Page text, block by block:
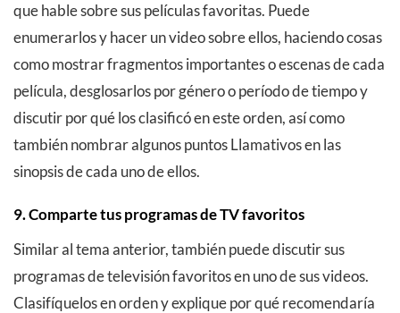
que hable sobre sus películas favoritas. Puede
enumerarlos y hacer un video sobre ellos, haciendo cosas
como mostrar fragmentos importantes o escenas de cada
película, desglosarlos por género o período de tiempo y
discutir por qué los clasificó en este orden, así como
también nombrar algunos puntos Llamativos en las
sinopsis de cada uno de ellos.
9. Comparte tus programas de TV favoritos
Similar al tema anterior, también puede discutir sus
programas de televisión favoritos en uno de sus videos.
Clasifíquelos en orden y explique por qué recomendaría